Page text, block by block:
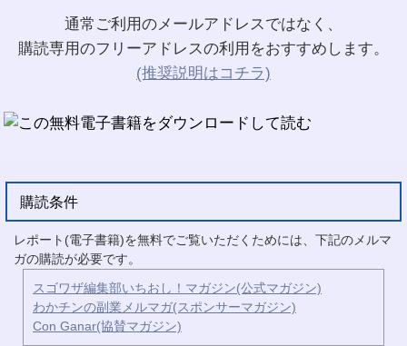
通常ご利用のメールアドレスではなく、
購読専用のフリーアドレスの利用をおすすめします。
(推奨説明はコチラ)
購読条件
レポート(電子書籍)を無料でご覧いただくためには、下記のメルマ
ガの購読が必要です。
スゴワザ編集部いちおし！マガジン(公式マガジン)
わかチンの副業メルマガ(スポンサーマガジン)
Con Ganar(協賛マガジン)